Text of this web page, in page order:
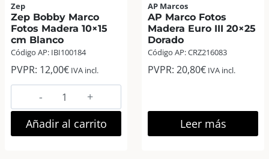
Zep
Zep Bobby Marco
Fotos Madera 10×15
cm Blanco
Código AP: IBI100184
PVPR: 12,00€ IVA incl.
Zep
Bobby
Marco
Fotos
Añadir al carrito
AP Marcos
AP Marco Fotos
Madera Euro III 20×25
Dorado
Código AP: CRZ216083
PVPR: 20,80€ IVA incl.
Leer más